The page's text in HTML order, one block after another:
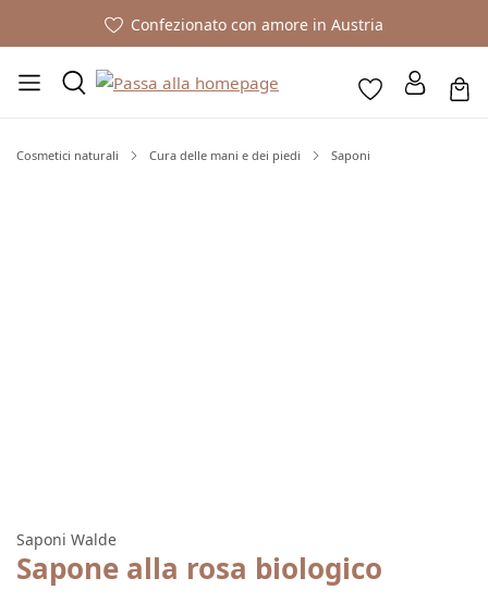
Confezionato con amore in Austria
Cosmetici naturali Cura delle mani e dei piedi Saponi
Saponi Walde
Sapone alla rosa biologico